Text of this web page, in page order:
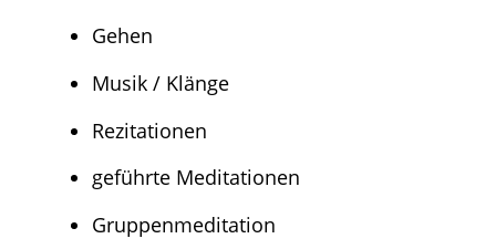
Gehen
Musik / Klänge
Rezitationen
geführte Meditationen
Gruppenmeditation